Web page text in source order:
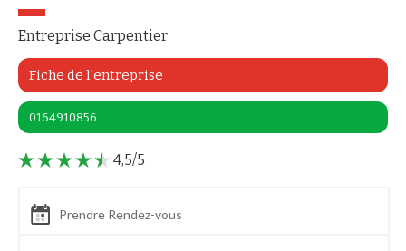
Entreprise Carpentier
Fiche de l'entreprise
0164910856
4,5/5
Prendre Rendez-vous